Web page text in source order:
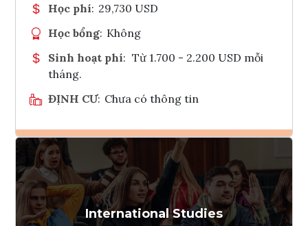
Học phí: 29,730 USD
Học bổng: Không
Sinh hoạt phí: Từ 1.700 - 2.200 USD mỗi
tháng.
ĐỊNH CƯ: Chưa có thông tin
Ghi danh
Tham vấn Interlink
International Studies